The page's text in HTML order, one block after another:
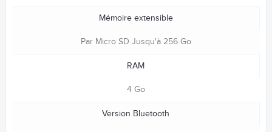
Mémoire extensible
Par Micro SD Jusqu'à 256 Go
RAM
4 Go
Version Bluetooth